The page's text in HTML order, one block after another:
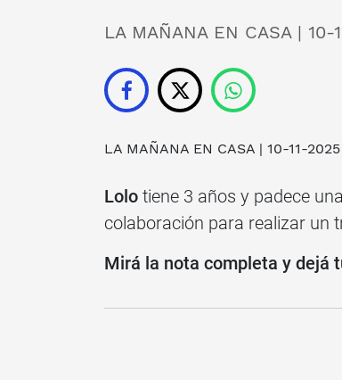
LA MAÑANA EN CASA | 10-
LA MAÑANA EN CASA | 10-11-2025
Lolo tiene 3 años y padece
colaboración para realizar un
Mirá la nota completa y dejá